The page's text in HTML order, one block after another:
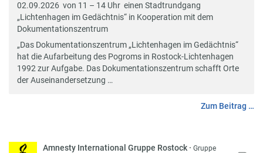
02.09.2026 von 11 – 14 Uhr einen Stadtrundgang
„Lichtenhagen im Gedächtnis“ in Kooperation mit dem
Dokumentationszentrum
„Das Dokumentationszentrum „Lichtenhagen im Gedächtnis“
hat die Aufarbeitung des Pogroms in Rostock-Lichtenhagen
1992 zur Aufgabe. Das Dokumentationszentrum schafft Orte
der Auseinandersetzung …
Zum Beitrag …
Amnesty International Gruppe Rostock ·Gruppe